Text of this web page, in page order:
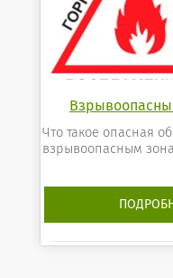
Что такое опасная
взрывоопасным